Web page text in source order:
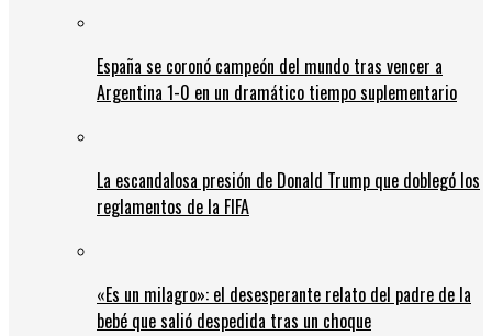
España se coronó campeón del mundo tras vencer a
Argentina 1-0 en un dramático tiempo suplementario
La escandalosa presión de Donald Trump que doblegó los
reglamentos de la FIFA
«Es un milagro»: el desesperante relato del padre de la
bebé que salió despedida tras un choque